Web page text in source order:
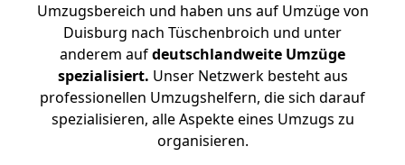
Umzugsbereich und haben uns auf Umzüge von
Duisburg nach Tüschenbroich und unter
anderem aufdeutschlandweite Umzüge
spezialisiert. Unser Netzwerk besteht aus
professionellen Umzugshelfern, die sich darauf
spezialisieren, alle Aspekte eines Umzugs zu
organisieren.